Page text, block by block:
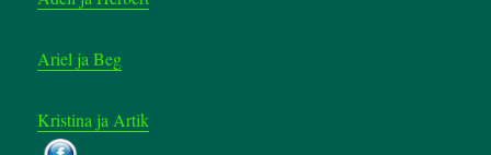
o
k
Ariel ja Beg
Kristina ja Artik